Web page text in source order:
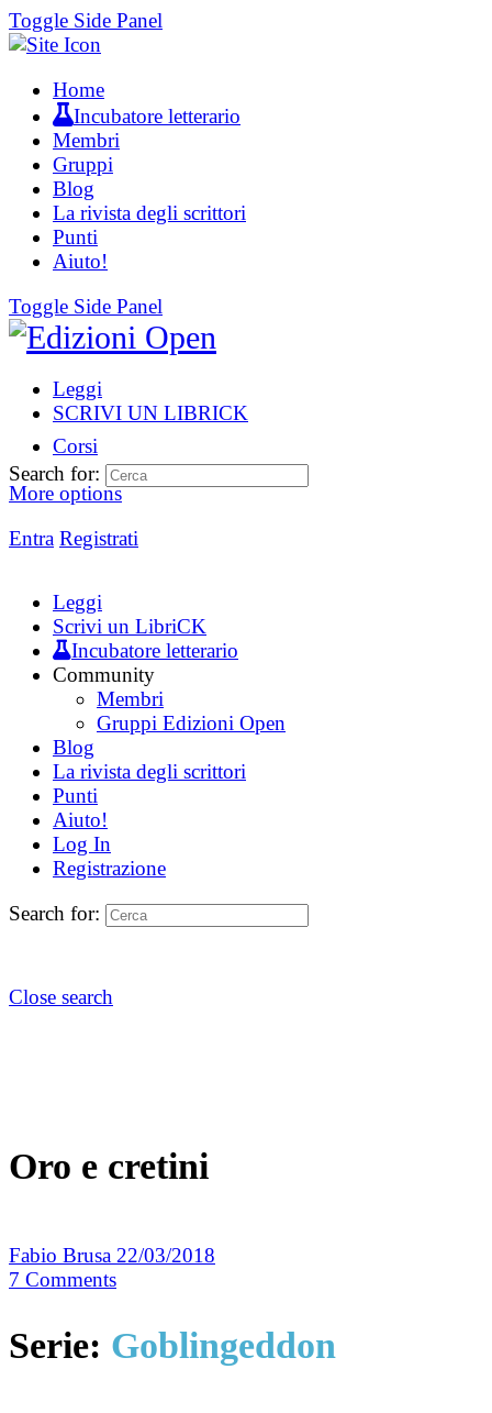
Toggle Side Panel
Home
Incubatore letterario
Membri
Gruppi
Blog
La rivista degli scrittori
Punti
Aiuto!
Toggle Side Panel
Leggi
SCRIVI UN LIBRICK
Corsi
More options
Entra Registrati
Search for:
Leggi
Scrivi un LibriCK
Incubatore letterario
Community
Membri
Gruppi Edizioni Open
Blog
La rivista degli scrittori
Punti
Aiuto!
Log In
Registrazione
Search for:
Close search
Oro e cretini
Fabio Brusa 22/03/2018
7 Comments
Serie: Goblingeddon